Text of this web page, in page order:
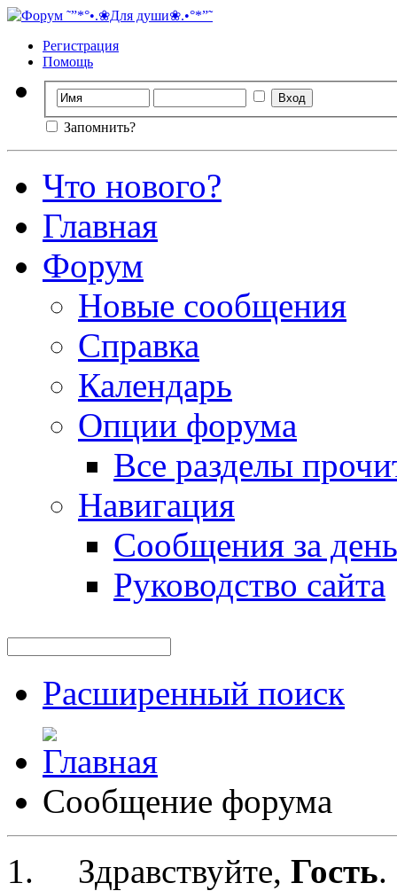
Регистрация
Помощь
Запомнить?
Что нового?
Главная
Форум
Новые сообщения
Справка
Календарь
Опции форума
Все разделы
Навигация
Сообщения за день
Руководство сайта
Расширенный поиск
Сообщение форума
Здравствуйте, Гость.